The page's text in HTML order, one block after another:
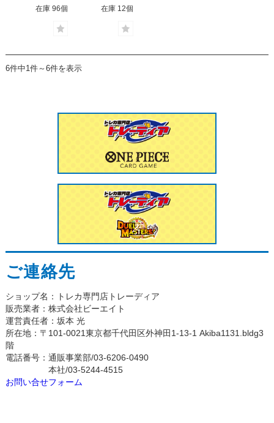
在庫 96個 在庫 12個
6件中1件～6件を表示
ご連絡先
ショップ名：トレカ専門店トレーディア
販売業者：株式会社ビーエイト
運営責任者：坂本 光
所在地：〒101-0021東京都千代田区外神田1-13-1 Akiba1131.bldg3
階
電話番号：通販事業部/03-6206-0490
本社/03-5244-4515
お問い合せフォーム